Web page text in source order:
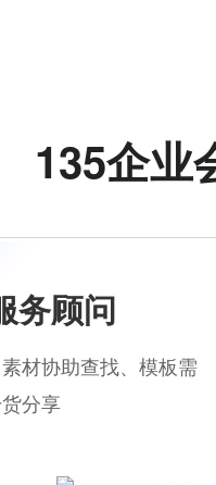
135企业
务顾问
材协助查找、模板需
分享